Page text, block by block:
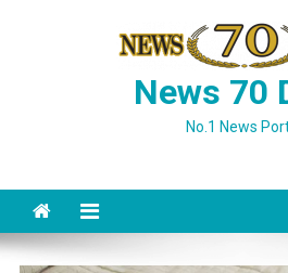
News 70
No.1 News